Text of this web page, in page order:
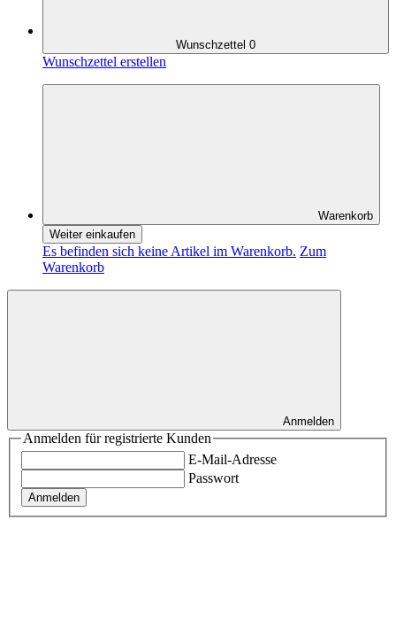
Wunschzettel 0
Wunschzettel erstellen
Warenkorb
Weiter einkaufen
Es befinden sich keine Artikel im Warenkorb. Zum
Warenkorb
Anmelden
Anmelden für registrierte Kunden
E-Mail-Adresse
Passwort
Anmelden